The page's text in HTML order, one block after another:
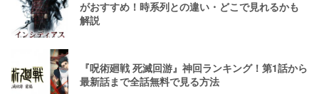
がおすすめ！時系列との違い・どこで見れるかも
解説
『呪術廻戦 死滅回游』神回ランキング！第1話から
最新話まで全話無料で見る方法